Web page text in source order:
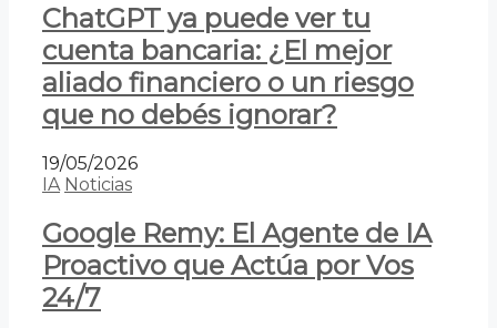
ChatGPT ya puede ver tu
cuenta bancaria: ¿El mejor
aliado financiero o un riesgo
que no debés ignorar?
19/05/2026
IA Noticias
Google Remy: El Agente de IA
Proactivo que Actúa por Vos
24/7